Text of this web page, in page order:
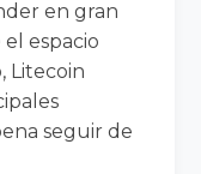
en gran
espacio
Litecoin
seguir de